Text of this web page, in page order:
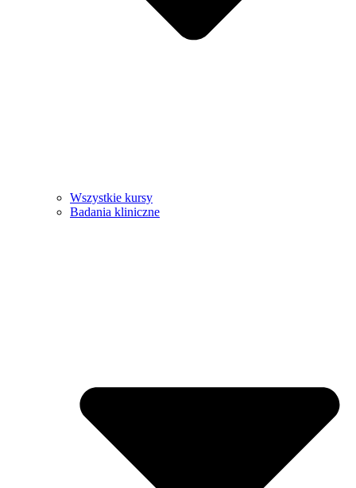
Wszystkie kursy
Badania kliniczne